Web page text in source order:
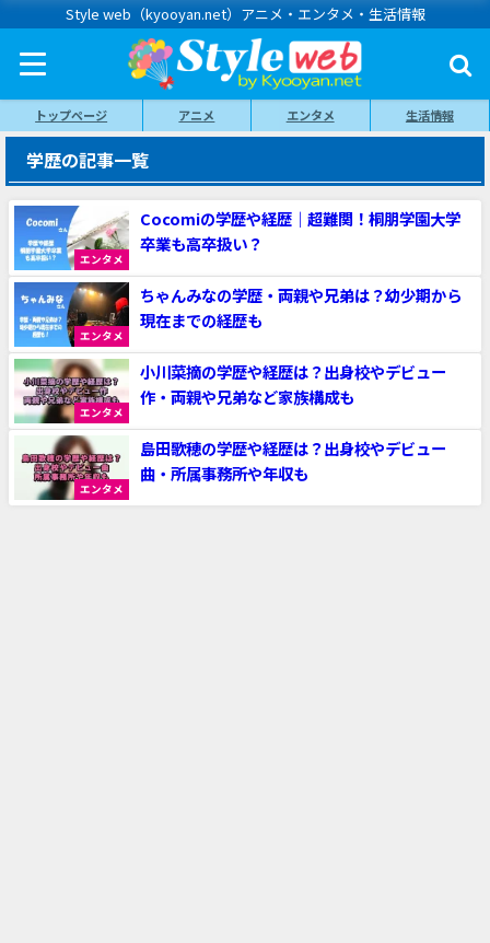
Style web（kyooyan.net）アニメ・エンタメ・生活情報
トップページ アニメ エンタメ 生活情報
学歴の記事一覧
エンタメ
Cocomiの学歴や経歴｜超難関！桐朋学園大学
卒業も高卒扱い？
エンタメ
ちゃんみなの学歴・両親や兄弟は？幼少期から
現在までの経歴も
エンタメ
小川菜摘の学歴や経歴は？出身校やデビュー
作・両親や兄弟など家族構成も
エンタメ
島田歌穂の学歴や経歴は？出身校やデビュー
曲・所属事務所や年収も